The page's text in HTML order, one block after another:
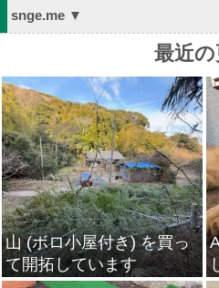
snge.me ▼
最近
山 (ボロ小屋付き) を買っ
て開拓しています